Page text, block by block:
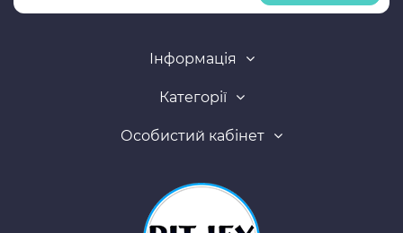
Інформація
Категорії
Особистий кабінет